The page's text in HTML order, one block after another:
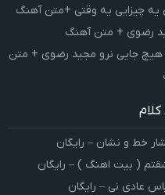
یه چیزایی یه وقتی +متن آهنگ
رضوی + متن آهنگ
هیچ جایی نرو مجید رضوی + متن
خط و نشان – رایگان
( بیت اهنگ ) – رایگان
عادی نی – رایگان